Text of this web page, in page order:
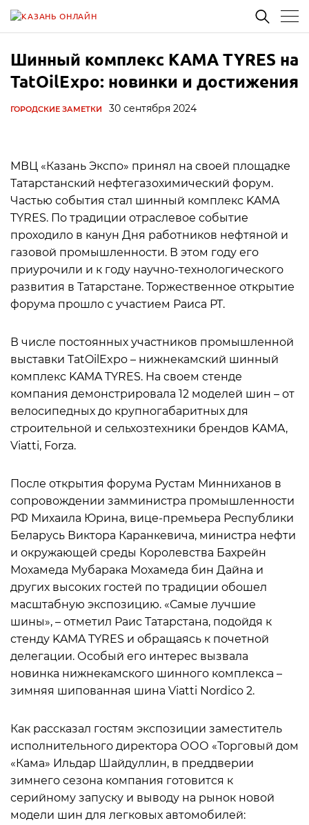
Шинный комплекс KAMA TYRES на
TatOilExpo: новинки и достижения
ГОРОДСКИЕ ЗАМЕТКИ 30 сентября 2024
МВЦ «Казань Экспо» принял на своей площадке
Татарстанский нефтегазохимический форум.
Частью события стал шинный комплекс KAMA
TYRES. По традиции отраслевое событие
проходило в канун Дня работников нефтяной и
газовой промышленности. В этом году его
приурочили и к году научно-технологического
развития в Татарстане. Торжественное открытие
форума прошло с участием Раиса РТ.
В числе постоянных участников промышленной
выставки TatOilExpo – нижнекамский шинный
комплекс KAMA TYRES. На своем стенде
компания демонстрировала 12 моделей шин – от
велосипедных до крупногабаритных для
строительной и сельхозтехники брендов KAMA,
Viatti, Forza.
После открытия форума Рустам Минниханов в
сопровождении замминистра промышленности
РФ Михаила Юрина, вице-премьера Республики
Беларусь Виктора Каранкевича, министра нефти
и окружающей среды Королевства Бахрейн
Мохамеда Мубарака Мохамеда бин Дайна и
других высоких гостей по традиции обошел
масштабную экспозицию. «Самые лучшие
шины», – отметил Раис Татарстана, подойдя к
стенду KAMA TYRES и обращаясь к почетной
делегации. Особый его интерес вызвала
новинка нижнекамского шинного комплекса –
зимняя шипованная шина Viatti Nordico 2.
Как рассказал гостям экспозиции заместитель
исполнительного директора ООО «Торговый дом
«Кама» Ильдар Шайдуллин, в преддверии
зимнего сезона компания готовится к
серийному запуску и выводу на рынок новой
модели шин для легковых автомобилей: